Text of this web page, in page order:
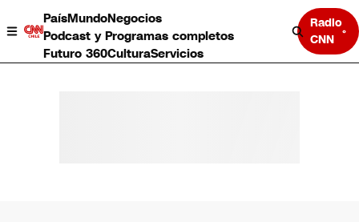
PaísMundoNegocios
Podcast y Programas completos
Futuro 360CulturaServicios
Radio
CNN